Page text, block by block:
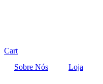
Cart
Sobre Nós
Loja